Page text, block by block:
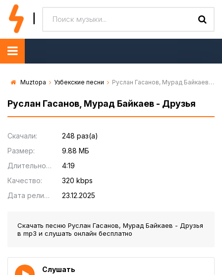
Muztopa Узбекские песни Руслан Гасанов, Мурад Байкаев - Друзья
Руслан Гасанов, Мурад Байкаев - Друзья
Скачали:
248 раз(а)
Размер:
9.88 МБ
Длительность:
4:19
Качество:
320 kbps
Дата релиза:
23.12.2025
Скачать песню Руслан Гасанов, Мурад Байкаев - Друзья
в mp3 и слушать онлайн бесплатно
Слушать